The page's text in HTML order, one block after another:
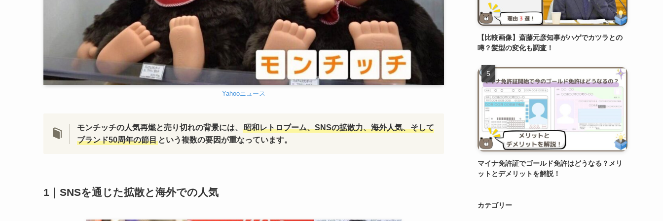
Yahooニュース
モンチッチの人気再燃と売り切れの背景には、
昭和レトロブーム、SNSの拡散力、海外人気、そして
ブランド50周年の節目 という複数の要因が重なっています。
1｜SNSを通じた拡散と海外での人気
【比較画像】斎藤元彦知事がハゲでカツラとの
噂？髪型の変化も調査！
マイナ免許証でゴールド免許はどうなる？メリ
ットとデメリットを解説！
カテゴリー